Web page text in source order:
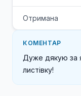
Отримана
КОМЕНТАР
Дуже дякую за
листівку!